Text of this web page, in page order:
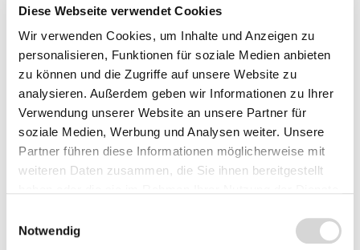
Diese Webseite verwendet Cookies
Wir verwenden Cookies, um Inhalte und Anzeigen zu
personalisieren, Funktionen für soziale Medien anbieten
zu können und die Zugriffe auf unsere Website zu
analysieren. Außerdem geben wir Informationen zu Ihrer
Verwendung unserer Website an unsere Partner für
soziale Medien, Werbung und Analysen weiter. Unsere
Partner führen diese Informationen möglicherweise mit
weiteren Daten zusammen, die Sie ihnen bereitgestellt
Notwendig
Bis4
129,95 €*
15 119,95 €*
In den Warenkorb
Preise inkl. MwSt.zzgl.
Versandkosten
Beschreibung